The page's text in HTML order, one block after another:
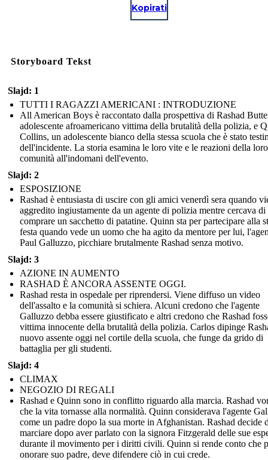
Kopirati
Storyboard Tekst
Slajd: 1
TUTTI I RAGAZZI AMERICANI : INTRODUZIONE
All American Boys è raccontato dalla prospettiva di Rashad
adolescente afroamericano vittima della brutalità della polizia, e
Collins, un adolescente bianco della stessa scuola che è stato
dell'incidente. La storia esamina le loro vite e le reazioni della loro
comunità all'indomani dell'evento.
Slajd: 2
ESPOSIZIONE
Rashad è entusiasta di uscire con gli amici venerdì sera quando
aggredito ingiustamente da un agente di polizia mentre cercava di
comprare un sacchetto di patatine. Quinn sta per partecipare alla
festa quando vede un uomo che ha agito da mentore per lui,
Paul Galluzzo, picchiare brutalmente Rashad senza motivo.
Slajd: 3
AZIONE IN AUMENTO
RASHAD È ANCORA ASSENTE OGGI.
Rashad resta in ospedale per riprendersi. Viene diffuso un video
dell'assalto e la comunità si schiera. Alcuni credono che l'agente
Galluzzo debba essere giustificato e altri credono che Rashad
vittima innocente della brutalità della polizia. Carlos dipinge
nuovo assente oggi nel cortile della scuola, che funge da grido di
battaglia per gli studenti.
Slajd: 4
CLIMAX
NEGOZIO DI REGALI
Rashad e Quinn sono in conflitto riguardo alla marcia. Rashad
che la vita tornasse alla normalità. Quinn considerava l'agente
come un padre dopo la sua morte in Afghanistan. Rashad decide
marciare dopo aver parlato con la signora Fitzgerald delle sue
durante il movimento per i diritti civili. Quinn si rende conto che
onorare suo padre, deve difendere ciò in cui crede.